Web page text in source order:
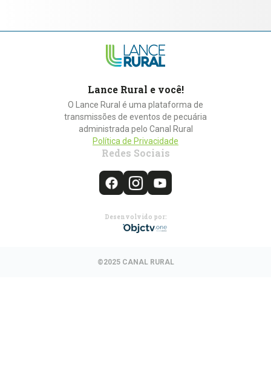
Lance Rural e você!
O Lance Rural é uma plataforma de
transmissões de eventos de pecuária
administrada pelo Canal Rural
Política de Privacidade
Redes Sociais
Desenvolvido por:
©2025 CANAL RURAL